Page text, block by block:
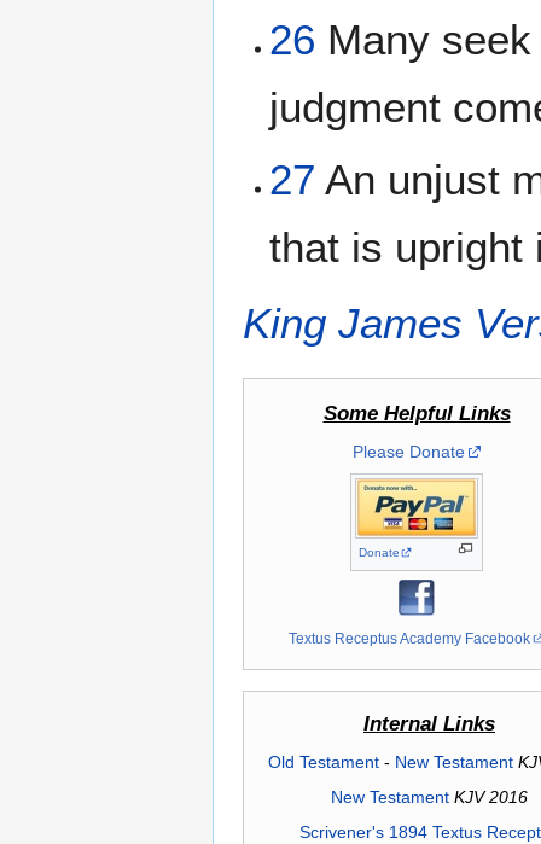
26 Many
judgment
27 An unjust
that is upright
King James
Some Helpful Links
Please Donate
Donate
Textus Receptus Academy Facebook
Internal Links
Old Testament- New Testament
New Testament KJV 2016
Scrivener's 1894 Textus